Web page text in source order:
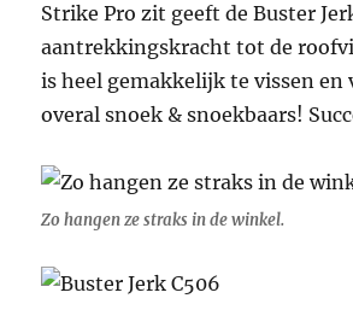
Strike Pro zit geeft de Buster
aantrekkingskracht tot de
is heel gemakkelijk te vissen
overal snoek & snoekbaars!
Zo hangen ze straks in de winkel.